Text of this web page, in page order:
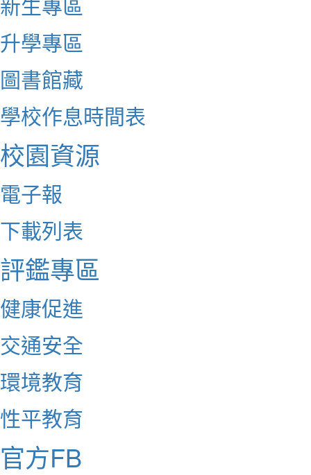
升學專區
圖書館藏
學校作息時間表
校園資源
電子報
下載列表
評鑑專區
健康促進
交通安全
環境教育
性平教育
官方FB